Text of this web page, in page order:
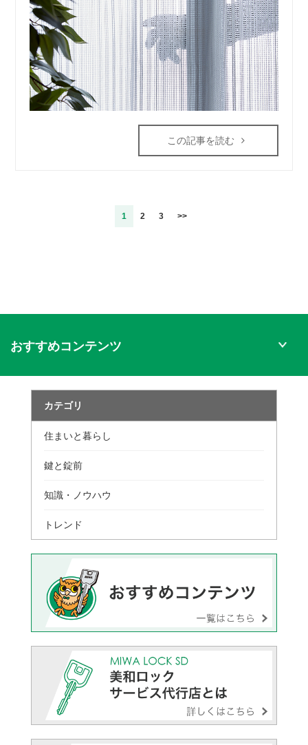
この記事を読む
1 2 3 >>
おすすめコンテンツ
カテゴリ
住まいと暮らし
鍵と錠前
知識・ノウハウ
トレンド